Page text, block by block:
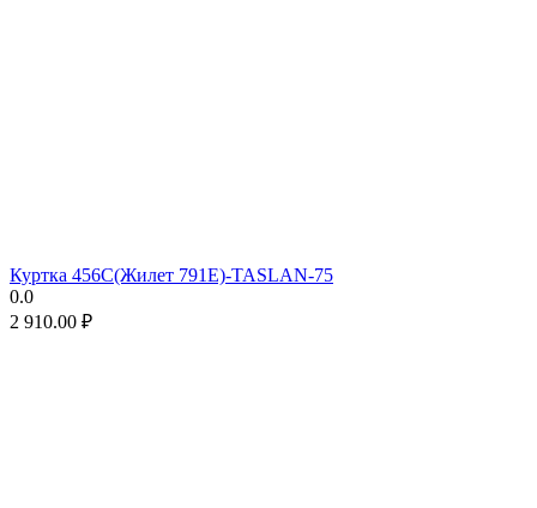
Куртка 456C(Жилет 791E)-TASLAN-75
0.0
2 910.00 ₽